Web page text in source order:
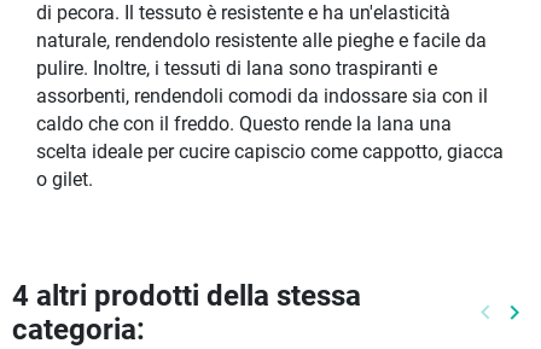
di pecora. Il tessuto è resistente e ha un'elasticità
naturale, rendendolo resistente alle pieghe e facile da
pulire. Inoltre, i tessuti di lana sono traspiranti e
assorbenti, rendendoli comodi da indossare sia con il
caldo che con il freddo. Questo rende la lana una
scelta ideale per cucire capiscio come cappotto, giacca
o gilet.
4 altri prodotti della stessa
categoria:
keyboard_arrow_left keyboard_arrow_right